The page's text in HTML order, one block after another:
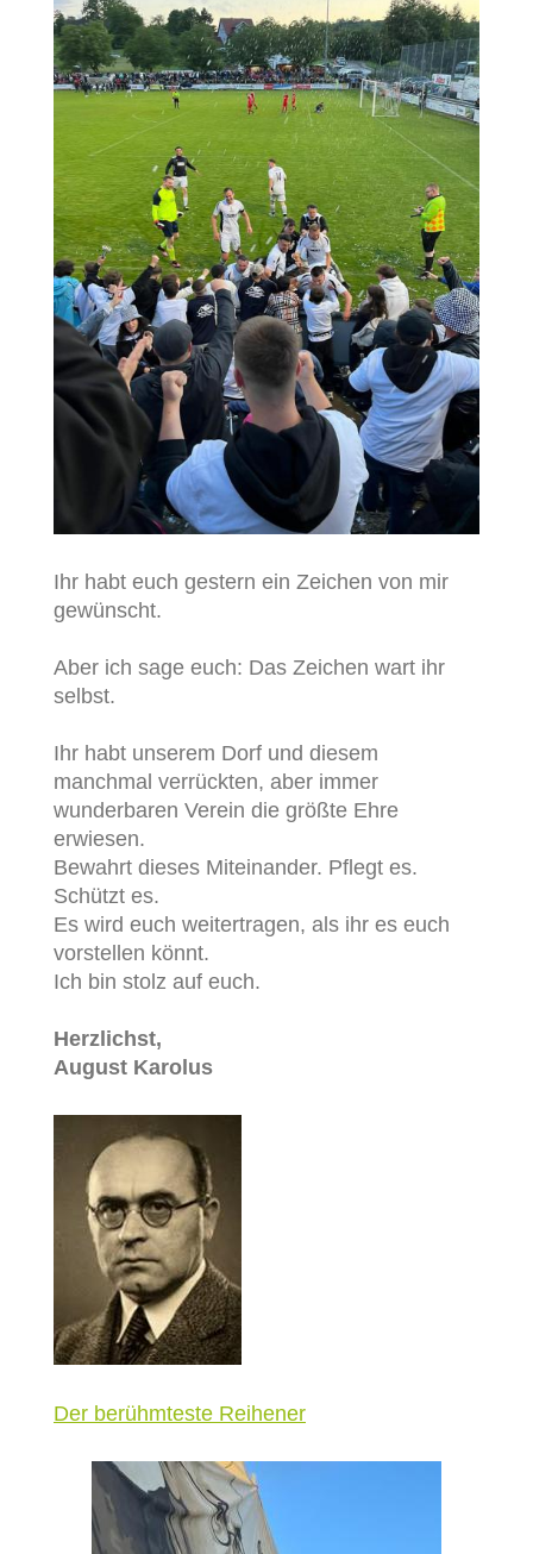
Ihr habt euch gestern ein Zeichen von mir
gewünscht.
Aber ich sage euch: Das Zeichen wart ihr
selbst.
Ihr habt unserem Dorf und diesem
manchmal verrückten, aber immer
wunderbaren Verein die größte Ehre
erwiesen.
Bewahrt dieses Miteinander. Pflegt es.
Schützt es.
Es wird euch weitertragen, als ihr es euch
vorstellen könnt.
Ich bin stolz auf euch.
Herzlichst,
August Karolus
Der berühmteste Reihener